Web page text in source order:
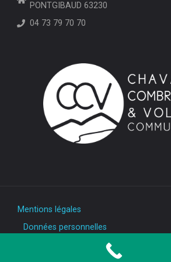
PONTGIBAUD 63230
04 73 79 70 70
Mentions légales
Données personnelles